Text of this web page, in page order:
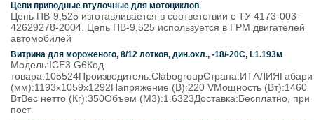
Цепи приводные втулочные для мотоциклов
Цепь ПВ-9,525 изготавливается в соответствии с ТУ 4173-003-
42629278-2004. Цепь ПВ-9,525 используется в ГРМ двигателей
автомобилей
Витрина для мороженого, 8/12 лотков, дин.охл., -18/-20С, L1.193м
Модель:ICE3 G6Код
(мм):1193x1059x1292Напряжение (В):220 VМощность (Вт):1460
ВтВес нетто (Кг):350Объем (М3):1.6323Доставка:Бесплатно, при
пост